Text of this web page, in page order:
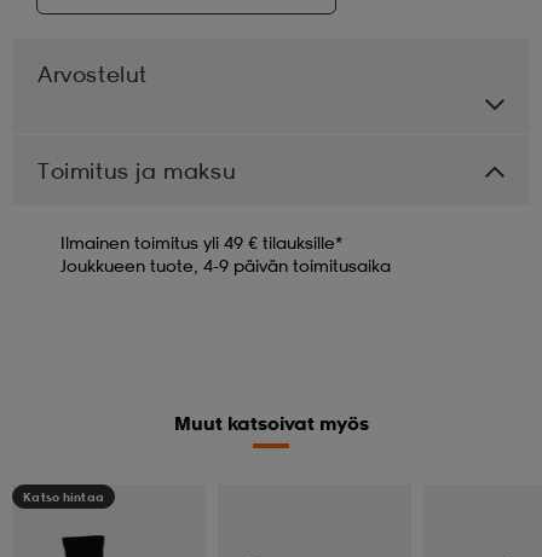
Arvostelut
Toimitus ja maksu
Ilmainen toimitus yli 49 € tilauksille*
Joukkueen tuote, 4-9 päivän toimitusaika
Muut katsoivat myös
Katso hintaa